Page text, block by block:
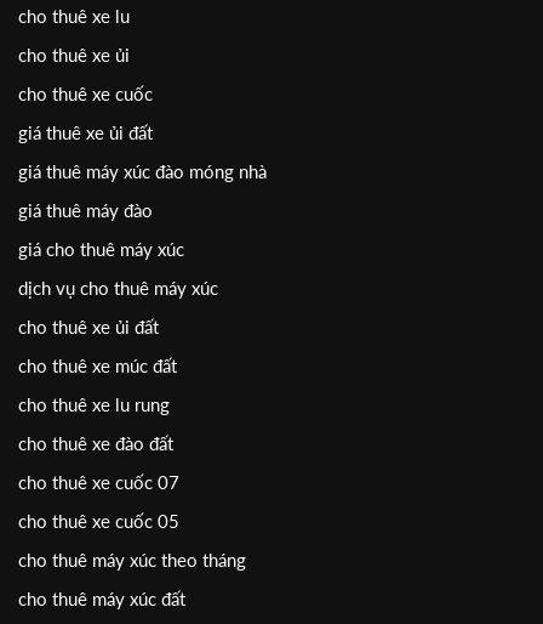
cho thuê xe lu
cho thuê xe ủi
cho thuê xe cuốc
giá thuê xe ủi đất
giá thuê máy xúc đào móng nhà
giá thuê máy đào
giá cho thuê máy xúc
dịch vụ cho thuê máy xúc
cho thuê xe ủi đất
cho thuê xe múc đất
cho thuê xe lu rung
cho thuê xe đào đất
cho thuê xe cuốc 07
cho thuê xe cuốc 05
cho thuê máy xúc theo tháng
cho thuê máy xúc đất